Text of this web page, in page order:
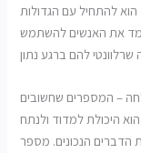
הוא להתחיל עם הגדולות
את האנשים להשתמש
– המספרים שחשובים
היכולת למדוד ולנתח
הדברים הנכונים. מספר